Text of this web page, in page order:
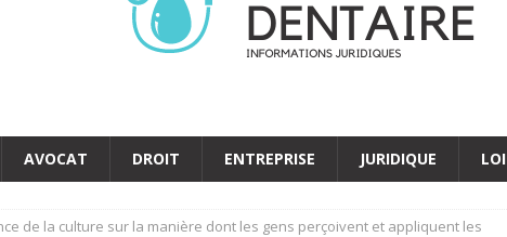
AVOCAT DROIT ENTREPRISE JURIDIQUE LOI
de la culture sur la manière dont les gens perçoivent et appliquent les